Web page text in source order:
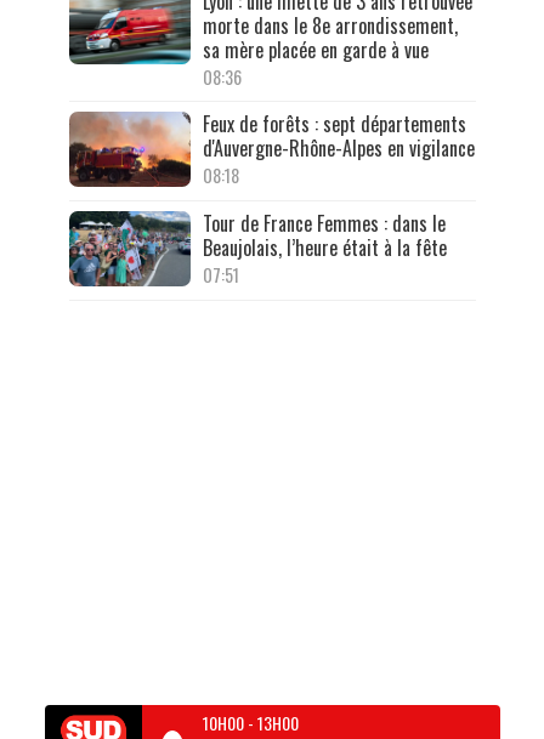
morte dans le 8e arrondissement,
sa mère placée en garde à vue
08:36
Feux de forêts : sept départements
d'Auvergne-Rhône-Alpes en vigilance
08:18
Tour de France Femmes : dans le
Beaujolais, l’heure était à la fête
07:51
10H00-13H00